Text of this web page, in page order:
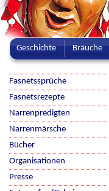
Geschichte Bräuche
Fasnetssprüche
Fasnetsrezepte
Narrenpredigten
Narrenmärsche
Bücher
Organisationen
Presse